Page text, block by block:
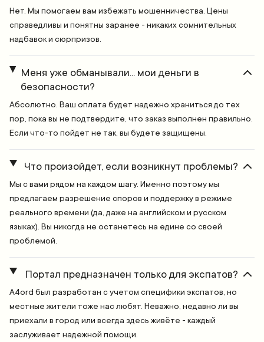
Нет. Мы помогаем вам избежать мошенничества. Цены
справедливы и понятны заранее - никаких сомнительных
надбавок и сюрпризов.
Меня уже обманывали... мои деньги в
безопасности?
Абсолютно. Ваш оплата будет надежно храниться до тех
пор, пока вы не подтвердите, что заказ выполнен правильно.
Если что-то пойдет не так, вы будете защищены.
Что произойдет, если возникнут проблемы?
Мы с вами рядом на каждом шагу. Именно поэтому мы
предлагаем разрешение споров и поддержку в режиме
реального времени (да, даже на английском и русском
языках). Вы никогда не останетесь на едине со своей
проблемой.
Портал предназначен только для экспатов?
A4ord был разработан с учетом специфики экспатов, но
местные жители тоже нас любят. Неважно, недавно ли вы
приехали в город или всегда здесь живёте - каждый
заслуживает надежной помощи.